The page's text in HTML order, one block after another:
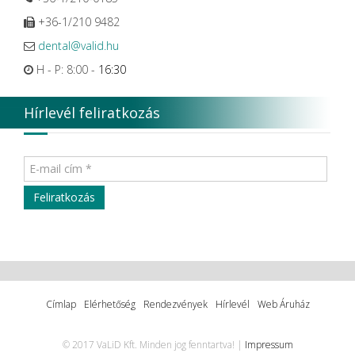
+36-1/210 9482
dental@valid.hu
H - P: 8:00 - 16:30
Hírlevél feliratkozás
Címlap Elérhetőség Rendezvények Hírlevél Web Áruház
© 2017 VaLiD Kft. Minden jog fenntartva! | Impressum